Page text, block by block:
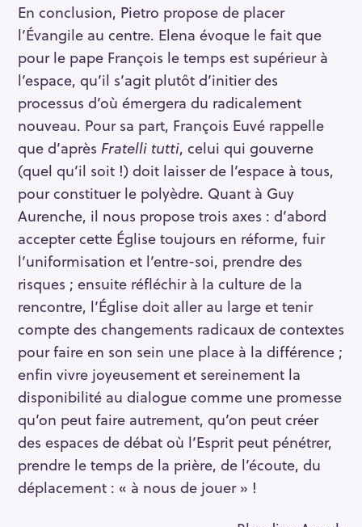
En conclusion, Pietro propose de placer
l’Évangile au centre. Elena évoque le fait que
pour le pape François le temps est supérieur à
l’espace, qu’il s’agit plutôt d’initier des
processus d’où émergera du radicalement
nouveau. Pour sa part, François Euvé rappelle
que d’après Fratelli tutti, celui qui gouverne
(quel qu’il soit !) doit laisser de l’espace à tous,
pour constituer le polyèdre. Quant à Guy
Aurenche, il nous propose trois axes : d’abord
accepter cette Église toujours en réforme, fuir
l’uniformisation et l’entre-soi, prendre des
risques ; ensuite réfléchir à la culture de la
rencontre, l’Église doit aller au large et tenir
compte des changements radicaux de contextes
pour faire en son sein une place à la différence ;
enfin vivre joyeusement et sereinement la
disponibilité au dialogue comme une promesse
qu’on peut faire autrement, qu’on peut créer
des espaces de débat où l’Esprit peut pénétrer,
prendre le temps de la prière, de l’écoute, du
déplacement : « à nous de jouer » !